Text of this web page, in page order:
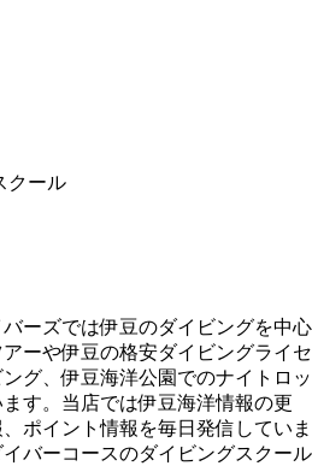
クール
ーズでは伊豆のダイビングを中心
ーや伊豆の格安ダイビングライセ
グ、伊豆海洋公園でのナイトロッ
す。当店では伊豆海洋情報の更
ポイント情報を毎日発信していま
バーコースのダイビングスクール